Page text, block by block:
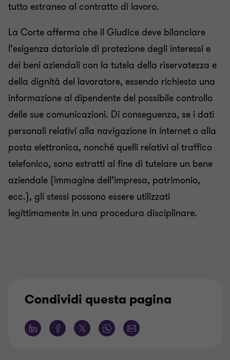
tutto estraneo al contratto di lavoro.
La Corte afferma che il Giudice deve bilanciare
l’esigenza datoriale di protezione degli interessi e
dei beni aziendali con la tutela della riservatezza e
della dignità del lavoratore, essendo richiesta una
informazione al dipendente del possibile controllo
delle sue comunicazioni. Di conseguenza, se i dati
personali relativi alla navigazione in internet o alla
posta elettronica, nonché quelli relativi al traffico
telefonico, sono estratti al fine di tutelare un bene
aziendale (immagine dell’impresa, patrimonio,
ecc.), gli stessi possono essere utilizzati
legittimamente in una procedura disciplinare.
Condividi questa pagina